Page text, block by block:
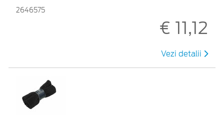
2646575
€ 11,12
Vezi detalii